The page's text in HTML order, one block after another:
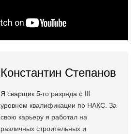
Константин Степанов
Я сварщик 5-го разряда с III
уровнем квалификации по НАКС. За
свою карьеру я работал на
различных строительных и